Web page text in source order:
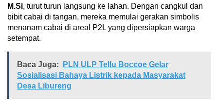
M.Si, turut turun langsung ke lahan. Dengan cangkul dan
bibit cabai di tangan, mereka memulai gerakan simbolis
menanam cabai di areal P2L yang dipersiapkan warga
setempat.
Baca Juga:
PLN ULP Tellu Boccoe Gelar
Sosialisasi Bahaya Listrik kepada Masyarakat
Desa Libureng